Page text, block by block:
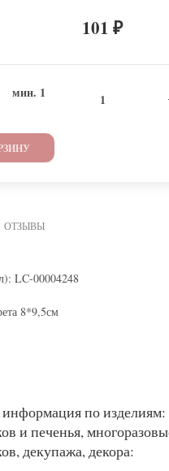
101 ₽
мин. 1
ОТЗЫВЫ
LC-00004248
8*9,5см
по
и печенья,
декупажа, декора: